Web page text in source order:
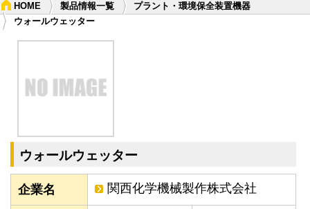
HOME 製品情報一覧
プラント・環境保全装置機器
ウォールウェッター
ウォールウェッター
企業名 関西化学機械製作株式会社